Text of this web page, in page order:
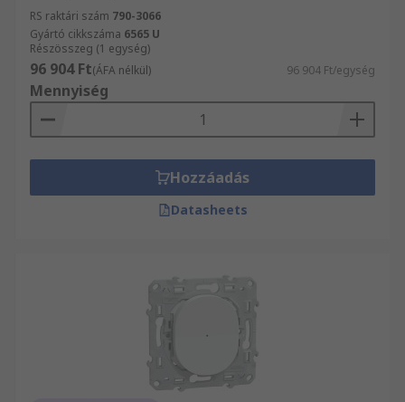
RS raktári szám 790-3066
Gyártó cikkszáma 6565 U
Részösszeg (1 egység)
96 904 Ft(ÁFA nélkül) 96 904 Ft/egység
Mennyiség
Hozzáadás
Datasheets